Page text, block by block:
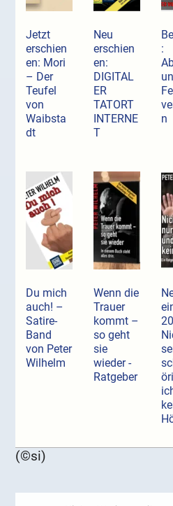
Jetzt
erschien
en: Mori
– Der
Teufel
von
Waibsta
dt
Neu
erschien
en:
DIGITAL
ER
TATORT
INTERNE
T
:
n
Du mich
auch! –
Satire-
Band
von Peter
Wilhelm
Wenn die
Trauer
kommt –
so geht
sie
wieder -
Ratgeber
(©si)